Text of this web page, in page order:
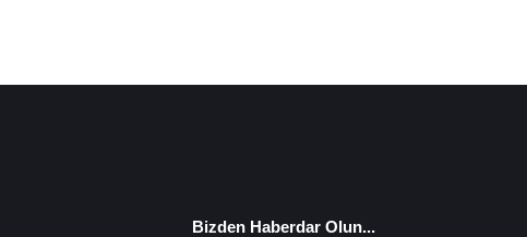
Bizden Haberdar Olun...